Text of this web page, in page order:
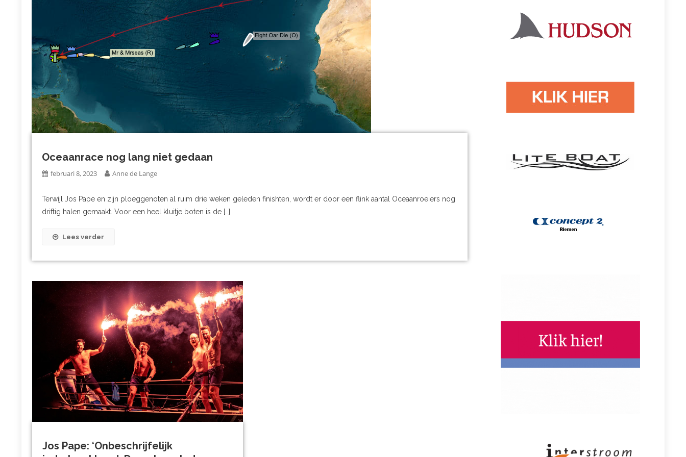
Oceaanrace nog lang niet gedaan
februari 8, 2023 Anne de Lange
Terwijl Jos Pape en zijn ploeggenoten al ruim drie weken geleden finishten, wordt er door een flink aantal Oceaanroeiers nog
driftig halen gemaakt. Voor een heel kluitje boten is de […]
Lees verder
Jos Pape: ‘Onbeschrijfelijk